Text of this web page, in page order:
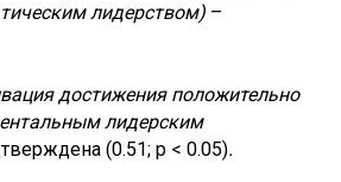
лидерством) –
достижения положительно
лидерским
(0.51; р < 0.05).